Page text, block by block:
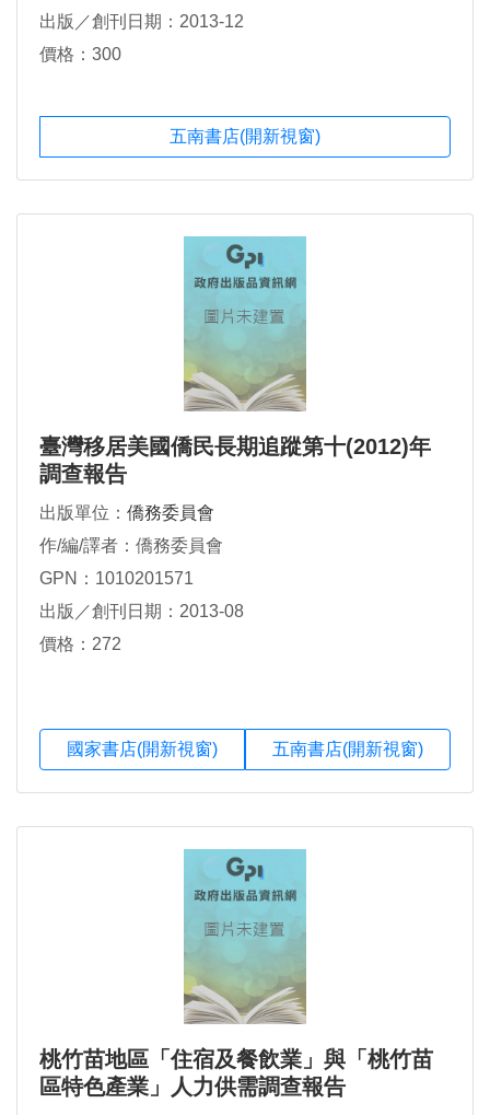
出版／創刊日期：2013-12
價格：300
五南書店(開新視窗)
臺灣移居美國僑民長期追蹤第十(2012)年
調查報告
出版單位： 僑務委員會
作/編/譯者：僑務委員會
GPN：1010201571
出版／創刊日期：2013-08
價格：272
國家書店(開新視窗) 五南書店(開新視窗)
桃竹苗地區「住宿及餐飲業」與「桃竹苗
區特色產業」人力供需調查報告